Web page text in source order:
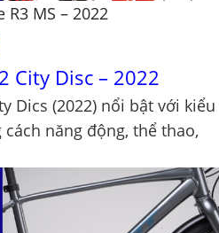
MS – 2022
City Disc – 2022
Dics (2022) nổi bật với kiểu
năng động, thể thao,